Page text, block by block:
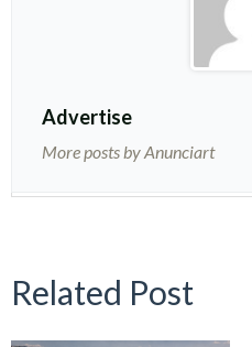
Advertise
More posts by Anunciart
Related Post